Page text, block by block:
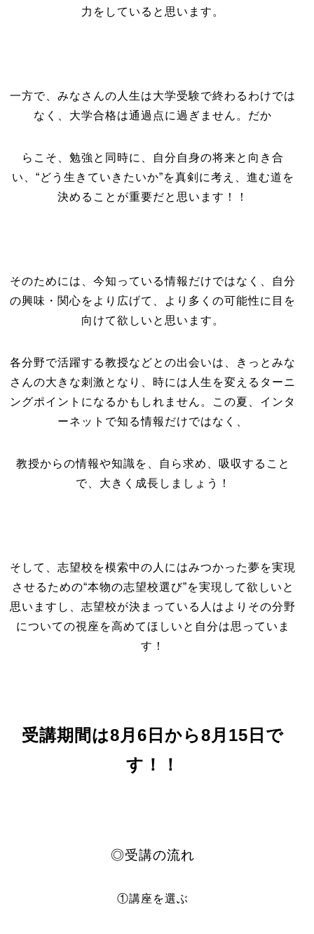
力をしていると思います。
一方で、みなさんの人生は大学受験で終わるわけでは
なく、大学合格は通過点に過ぎません。だか
らこそ、勉強と同時に、自分自身の将来と向き合
い、“どう生きていきたいか”を真剣に考え、進む道を
決めることが重要だと思います！！
そのためには、今知っている情報だけではなく、自分
の興味・関心をより広げて、より多くの可能性に目を
向けて欲しいと思います。
各分野で活躍する教授などとの出会いは、きっとみな
さんの大きな刺激となり、時には人生を変えるターニ
ングポイントになるかもしれません。この夏、インタ
ーネットで知る情報だけではなく、
教授からの情報や知識を、自ら求め、吸収すること
で、大きく成長しましょう！
そして、志望校を模索中の人にはみつかった夢を実現
させるための“本物の志望校選び”を実現して欲しいと
思いますし、志望校が決まっている人はよりその分野
についての視座を高めてほしいと自分は思っていま
す！
受講期間は8月6日から8月15日で
す！！
◎受講の流れ
①講座を選ぶ